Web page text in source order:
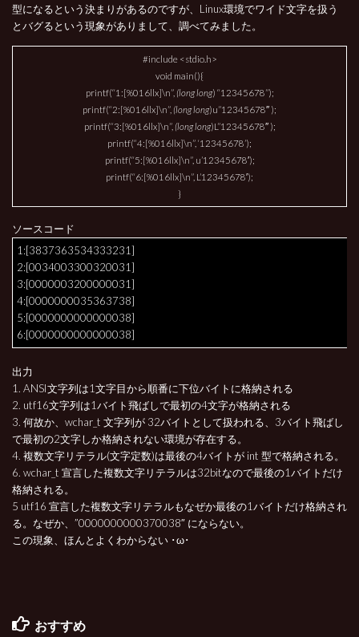
型になるという決まりがあるのですが、Linux環境でワイド文字を扱う
とバグるという現象がありまして、調べてみました。
#include <stdio.h>
void main(){
printf(“1:[%016llx]\n”, (long long) “12345678”);
printf(“2:[%016llx]\n”, (long long)u”12345678″ );
printf(“3:[%016llx]\n”, (long long)L”12345678″ );
printf(“4:[%016llx]\n”, ‘12345678’);
printf(“5:[%016llx]\n”, u’12345678′);
printf(“6:[%016llx]\n”, L’12345678′);
}
ソースコード
1:[3837363534333231]
2:[0034003300320031]
3:[0000003200000031]
4:[0000000035363738]
5:[0000000000000038]
6:[0000000000000038]
出力
1. ANSI文字列は1文字目から順番に下位バイトに格納される
2. utf16文字列は1バイト飛ばしで最初の4文字が格納される
3. 何故か、wchar_t 文字列が 32バイトとして扱われる、3バイト飛ばし
で最初の2文字しか格納されない環境が存在する。
4. 複数文字リテラル(文字定数)は最後の4バイトが int 型で格納される。
6. wchar_t 宣言した複数文字リテラルは32bitなので最後の1バイトだけ
格納される。
5 utf16 宣言した複数文字リテラルもなぜか最後の1バイトだけ格納され
る。なぜか、”0000000000370038″ にならない。
この現象、ほんとよくわからない ･ω･
おすすめ